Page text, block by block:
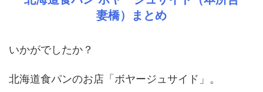
妻橋）まとめ
いかがでしたか？
北海道食パンのお店「ボヤージュサイド」。